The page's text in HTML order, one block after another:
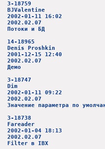
3-18759
BJValentine
2002-01-11 16:02
2002.02.07
Потоки и БД
14-18965
Denis Proshkin
2001-12-15 12:40
2002.02.07
Демо
3-18747
Dim
2002-01-11 09:22
2002.02.07
Значение параметра по
3-18738
Fareader
2002-01-04 18:13
2002.02.07
Filter в IBX